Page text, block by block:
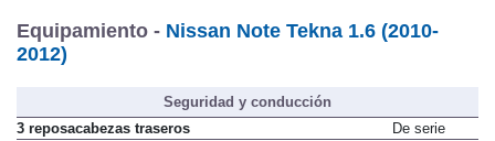
Equipamiento - Nissan Note Tekna 1.6 (2010-
2012)
Seguridad y conducción
3 reposacabezas traseros
De serie